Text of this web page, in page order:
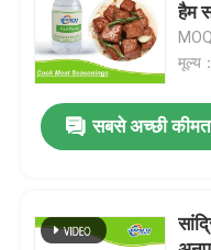
हैम
मूल्य
सबसे अच्छी कीमत